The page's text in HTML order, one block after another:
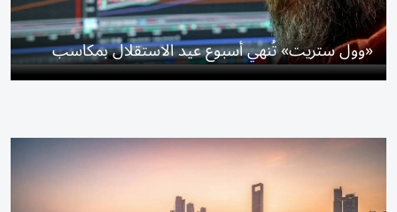
«وول ستريت» تُنهي أسبوع عيد الاستقلال بمكاسب